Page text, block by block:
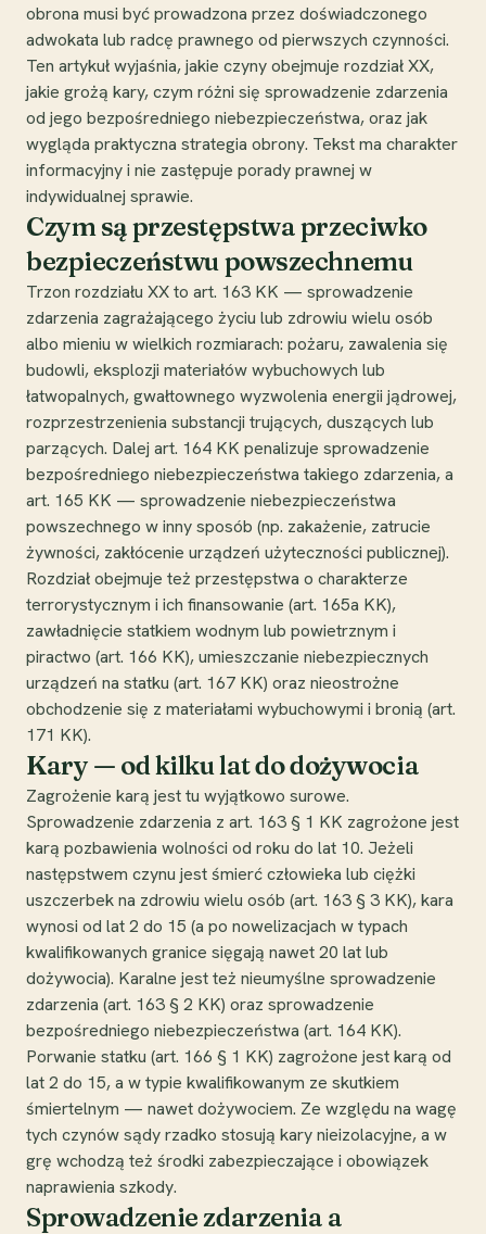
obrona musi być prowadzona przez doświadczonego
adwokata lub radcę prawnego od pierwszych czynności.
Ten artykuł wyjaśnia, jakie czyny obejmuje rozdział XX,
jakie grożą kary, czym różni się sprowadzenie zdarzenia
od jego bezpośredniego niebezpieczeństwa, oraz jak
wygląda praktyczna strategia obrony. Tekst ma charakter
informacyjny i nie zastępuje porady prawnej w
indywidualnej sprawie.
Czym są przestępstwa przeciwko
bezpieczeństwu powszechnemu
Trzon rozdziału XX to art. 163 KK — sprowadzenie
zdarzenia zagrażającego życiu lub zdrowiu wielu osób
albo mieniu w wielkich rozmiarach: pożaru, zawalenia się
budowli, eksplozji materiałów wybuchowych lub
łatwopalnych, gwałtownego wyzwolenia energii jądrowej,
rozprzestrzenienia substancji trujących, duszących lub
parzących. Dalej art. 164 KK penalizuje sprowadzenie
bezpośredniego niebezpieczeństwa takiego zdarzenia, a
art. 165 KK — sprowadzenie niebezpieczeństwa
powszechnego w inny sposób (np. zakażenie, zatrucie
żywności, zakłócenie urządzeń użyteczności publicznej).
Rozdział obejmuje też przestępstwa o charakterze
terrorystycznym i ich finansowanie (art. 165a KK),
zawładnięcie statkiem wodnym lub powietrznym i
piractwo (art. 166 KK), umieszczanie niebezpiecznych
urządzeń na statku (art. 167 KK) oraz nieostrożne
obchodzenie się z materiałami wybuchowymi i bronią (art.
171 KK).
Kary — od kilku lat do dożywocia
Zagrożenie karą jest tu wyjątkowo surowe.
Sprowadzenie zdarzenia z art. 163 § 1 KK zagrożone jest
karą pozbawienia wolności od roku do lat 10. Jeżeli
następstwem czynu jest śmierć człowieka lub ciężki
uszczerbek na zdrowiu wielu osób (art. 163 § 3 KK), kara
wynosi od lat 2 do 15 (a po nowelizacjach w typach
kwalifikowanych granice sięgają nawet 20 lat lub
dożywocia). Karalne jest też nieumyślne sprowadzenie
zdarzenia (art. 163 § 2 KK) oraz sprowadzenie
bezpośredniego niebezpieczeństwa (art. 164 KK).
Porwanie statku (art. 166 § 1 KK) zagrożone jest karą od
lat 2 do 15, a w typie kwalifikowanym ze skutkiem
śmiertelnym — nawet dożywociem. Ze względu na wagę
tych czynów sądy rzadko stosują kary nieizolacyjne, a w
grę wchodzą też środki zabezpieczające i obowiązek
naprawienia szkody.
Sprowadzenie zdarzenia a